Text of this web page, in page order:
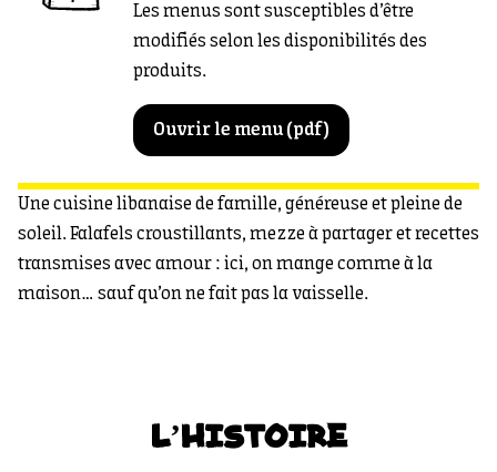
Les menus sont susceptibles d’être
modifiés selon les disponibilités des
produits.
Ouvrir le menu (pdf)
Une cuisine libanaise de famille, généreuse et pleine de
soleil. Falafels croustillants, mezze à partager et recettes
transmises avec amour : ici, on mange comme à la
maison… sauf qu’on ne fait pas la vaisselle.
L’HISTOIRE